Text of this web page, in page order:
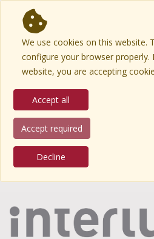
We use cookies on this website.
configure your browser properly.
website, you are accepting
Accept all
Accept required
Decline